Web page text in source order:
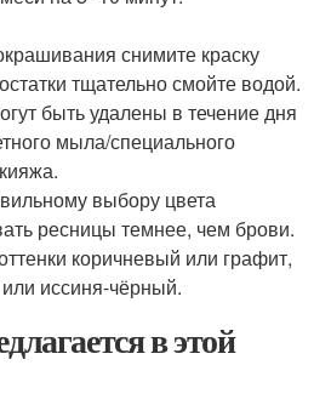
снимите краску
тщательно смойте водой.
быть удалены в течение дня
мыла/специального
выбору цвета
ресницы темнее, чем брови.
коричневый или графит,
иссиня-чёрный.
в этой